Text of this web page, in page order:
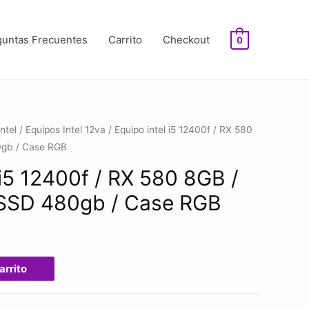
Frecuentes Carrito Checkout 0
/ Equipos Intel 12va / Equipo intel i5 12400f / RX 580
/ Case RGB
12400f / RX 580 8GB /
480gb / Case RGB